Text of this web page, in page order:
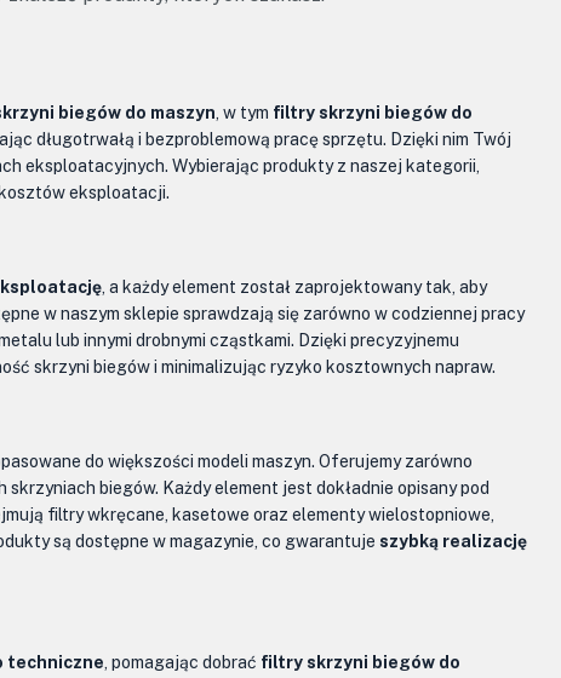
biegów do maszyn , w tym filtry skrzyni biegów do
długotrwałą i bezproblemową pracę sprzętu. Dzięki nim Twój
eksploatacyjnych. Wybierając produkty z naszej kategorii,
kosztów eksploatacji.
, a każdy element został zaprojektowany tak, aby
w naszym sklepie sprawdzają się zarówno w codziennej pracy
lub innymi drobnymi cząstkami. Dzięki precyzyjnemu
skrzyni biegów i minimalizując ryzyko kosztownych napraw.
do większości modeli maszyn. Oferujemy zarówno
biegów. Każdy element jest dokładnie opisany pod
filtry wkręcane, kasetowe oraz elementy wielostopniowe,
są dostępne w magazynie, co gwarantuje szybką realizację
techniczne , pomagając dobrać filtry skrzyni biegów do